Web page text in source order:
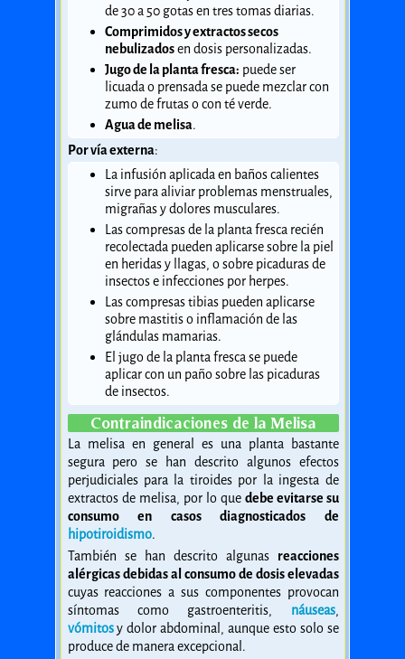
de 30 a 50 gotas en tres tomas diarias.
Comprimidos y extractos secos
nebulizadosen dosis personalizadas.
Jugo de la planta fresca: puede ser
licuada o prensada se puede mezclar con
zumo de frutas o con té verde.
Agua de melisa.
Por vía externa:
La infusión aplicada en baños calientes
sirve para aliviar problemas menstruales,
migrañas y dolores musculares.
Las compresas de la planta fresca recién
recolectada pueden aplicarse sobre la piel
en heridas y llagas, o sobre picaduras de
insectos e infecciones por herpes.
Las compresas tibias pueden aplicarse
sobre mastitis o inflamación de las
glándulas mamarias.
El jugo de la planta fresca se puede
aplicar con un paño sobre las picaduras
de insectos.
Contraindicaciones de la Melisa
La melisa en general es una planta bastante
segura pero se han descrito algunos efectos
perjudiciales para la tiroides por la ingesta de
extractos de melisa, por lo que debe evitarse su
consumo en casos diagnosticados de
hipotiroidismo.
También se han descrito algunas reacciones
alérgicas debidas al consumo de dosis elevadas
cuyas reacciones a sus componentes provocan
síntomas como gastroenteritis, náuseas,
vómitosy dolor abdominal, aunque esto solo se
produce de manera excepcional.